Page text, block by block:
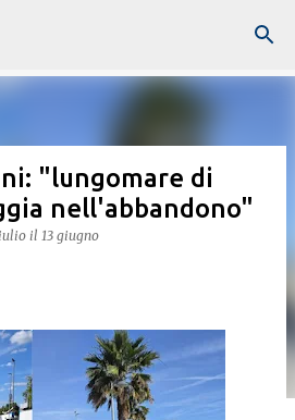
contenuti principali
"lungomare di
nell'abbandono"
il 13 giugno